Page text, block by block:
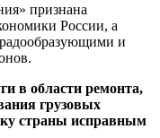
признана
России, а
и
в области ремонта,
грузовых
страны исправным